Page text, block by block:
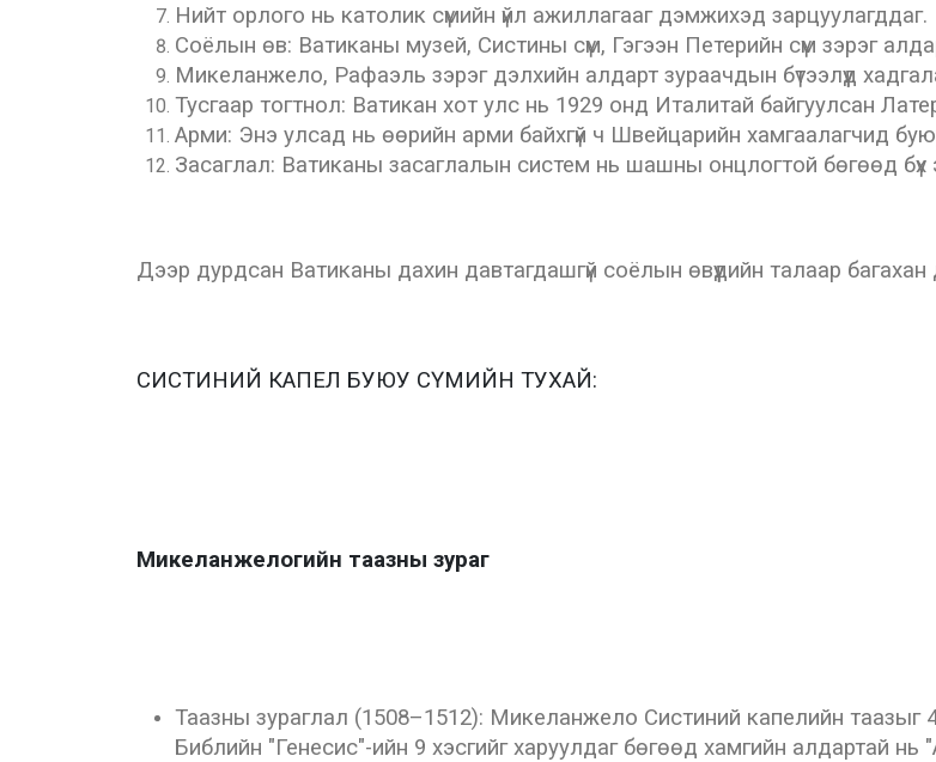
Нийт орлого нь католик сүмийн үйл ажиллагааг дэмжихэд зарцуулагддаг.
Соёлын өв: Ватиканы музей, Систины сүм, Гэгээн Петерийн сүм зэрэг
Микеланжело, Рафаэль зэрэг дэлхийн алдарт зураачдын бүтээлүүд
Тусгаар тогтнол: Ватикан хот улс нь 1929 онд Италитай байгуулсан
Арми: Энэ улсад нь өөрийн арми байхгүй ч Швейцарийн хамгаалагчид буюу
Засаглал: Ватиканы засаглалын систем нь шашны онцлогтой бөгөөд
Дээр дурдсан Ватиканы дахин давтагдашгүй соёлын өвүүдийн талаар багахан
СИСТИНИЙ КАПЕЛ БУЮУ СҮМИЙН ТУХАЙ:
Микеланжелогийн таазны зураг
Таазны зураглал (1508–1512): Микеланжело Систиний капелийн таазыг 4
Библийн "Генесис"-ийн 9 хэсгийг харуулдаг бөгөөд хамгийн алдартай